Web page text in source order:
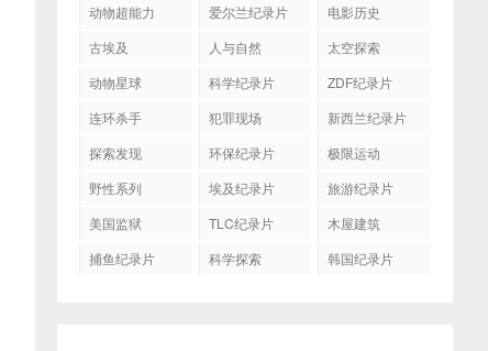
动物超能力
爱尔兰纪录片
电影历史
古埃及
人与自然
太空探索
动物星球
科学纪录片
ZDF纪录片
连环杀手
犯罪现场
新西兰纪录片
探索发现
环保纪录片
极限运动
野性系列
埃及纪录片
旅游纪录片
美国监狱
TLC纪录片
木屋建筑
捕鱼纪录片
科学探索 韩国纪录片